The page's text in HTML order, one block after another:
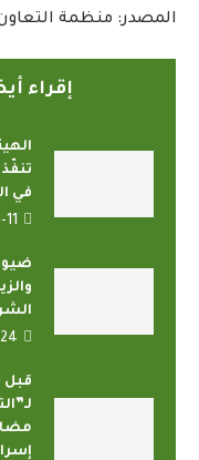
المصدر: منظمة
إقراء
في
قبل